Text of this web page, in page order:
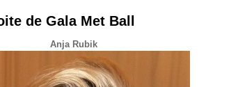
de Gala Met Ball
Anja Rubik